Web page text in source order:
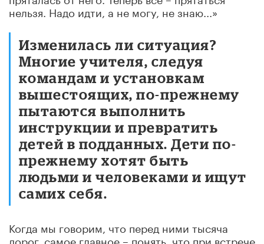
нельзя. Надо идти, а не могу, не знаю...»
Изменилась ли ситуация?
Многие учителя, следуя
командам и установкам
вышестоящих, по-прежнему
пытаются выполнить
инструкции и превратить
детей в подданных. Дети по-
прежнему хотят быть
людьми и человеками и ищут
самих себя.
Когда мы говорим, что перед ними тысяча
дорог, самое главное – понять, что при встрече